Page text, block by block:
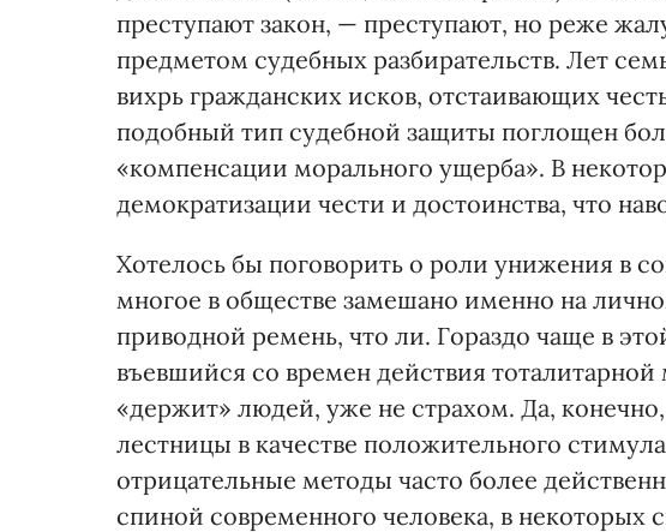
преступают закон, — преступают, но реже
предметом судебных разбирательств. Лет
вихрь гражданских исков, отстаивающих
подобный тип судебной защиты поглощен
«компенсации морального ущерба». В
демократизации чести и достоинства, что
Хотелось бы поговорить о роли унижения в
многое в обществе замешано именно на
приводной ремень, что ли. Гораздо чаще в
въевшийся со времен действия
«держит» людей, уже не страхом. Да,
лестницы в качестве положительного
отрицательные методы часто более
спиной современного человека, в некоторых